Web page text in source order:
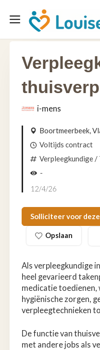
i-mens
Boortmeerbeek,
Voltijds contract
Verpleegkundige /
-
12/4/26
Solliciteer voor
Opslaan
Als verpleegkundige
heel gevarieerd
medicatie toedienen,
hygiënische zorgen,
verpleegtechnieken
De functie van
met andere jobs als